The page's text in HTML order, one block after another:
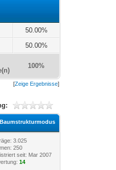
50.00%
50.00%
100%
[Zeige Ergebnisse]
Baumstrukturmodus
3.025
250
seit: Mar 2007
14